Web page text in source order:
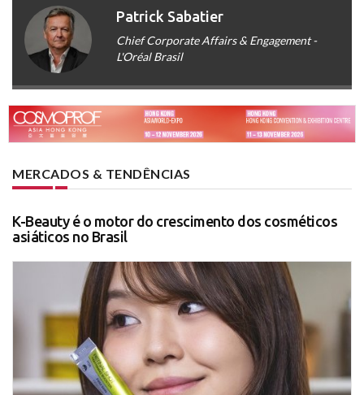
Patrick Sabatier
Chief Corporate Affairs & Engagement -
L'Oréal Brasil
MERCADOS & TENDÊNCIAS
K-Beauty é o motor do crescimento dos cosméticos
asiáticos no Brasil